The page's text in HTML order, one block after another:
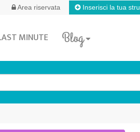
Area riservata Inserisci la tua
MINUTE Blog